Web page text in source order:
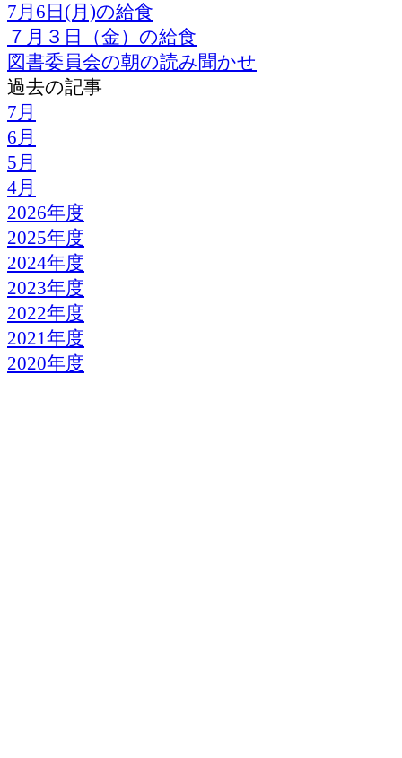
7月6日(月)の給食
７月３日（金）の給食
図書委員会の朝の読み聞かせ
過去の記事
7月
6月
5月
4月
2026年度
2025年度
2024年度
2023年度
2022年度
2021年度
2020年度